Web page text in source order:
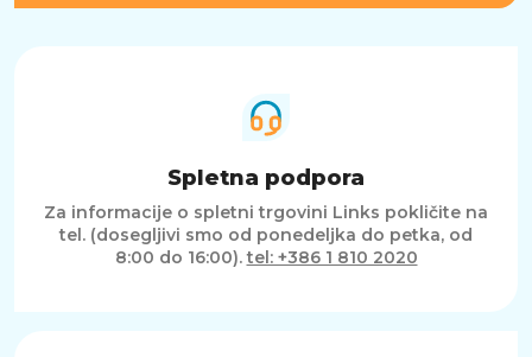
Spletna podpora
Za informacije o spletni trgovini Links pokličite na
tel. (dosegljivi smo od ponedeljka do petka, od
8:00 do 16:00).tel: +386 1 810 2020